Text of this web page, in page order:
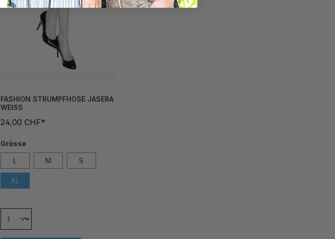
FASHION STRUMPFHOSE JASERA
WEISS
24,00 CHF*
Grösse
L M S
XL